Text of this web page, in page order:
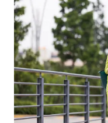
cu
săgeata
îndreptată
în
jos.
Închide
calendarul
apăsând
pe
butonul
Escape.